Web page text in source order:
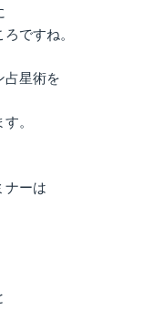
ですね。
占星術を
。
ナーは